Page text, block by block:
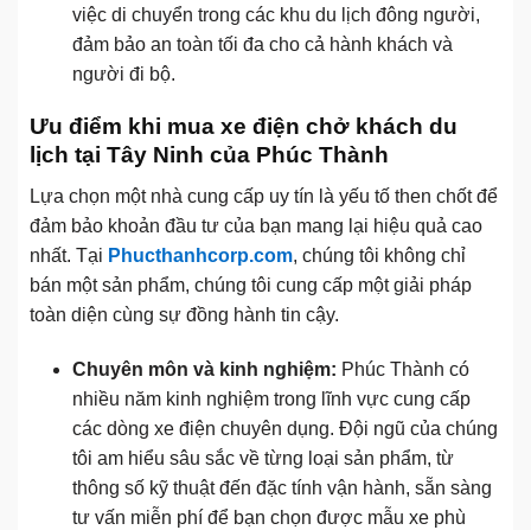
việc di chuyển trong các khu du lịch đông người,
đảm bảo an toàn tối đa cho cả hành khách và
người đi bộ.
Ưu điểm khi mua xe điện chở khách du
lịch tại Tây Ninh của Phúc Thành
Lựa chọn một nhà cung cấp uy tín là yếu tố then chốt để
đảm bảo khoản đầu tư của bạn mang lại hiệu quả cao
nhất. Tại Phucthanhcorp.com, chúng tôi không chỉ
bán một sản phẩm, chúng tôi cung cấp một giải pháp
toàn diện cùng sự đồng hành tin cậy.
Chuyên môn và kinh nghiệm: Phúc Thành có
nhiều năm kinh nghiệm trong lĩnh vực cung cấp
các dòng xe điện chuyên dụng. Đội ngũ của chúng
tôi am hiểu sâu sắc về từng loại sản phẩm, từ
thông số kỹ thuật đến đặc tính vận hành, sẵn sàng
tư vấn miễn phí để bạn chọn được mẫu xe phù